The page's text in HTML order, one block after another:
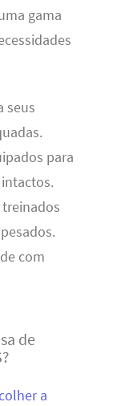
gama
seus
para
com
de
a